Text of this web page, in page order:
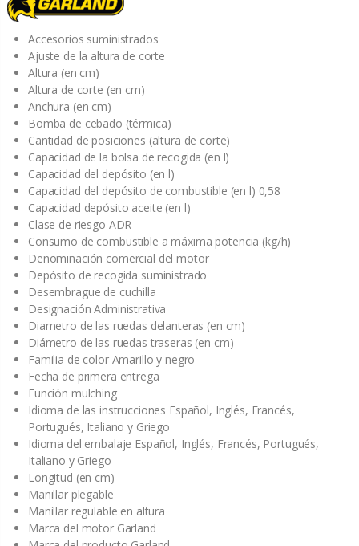
Accesorios suministrados
Ajuste de la altura de corte
Altura (en cm)
Altura de corte (en cm)
Anchura (en cm)
Bomba de cebado (térmica)
Cantidad de posiciones (altura de corte)
Capacidad de la bolsa de recogida (en l)
Capacidad del depósito (en l)
Capacidad del depósito de combustible (en l) 0,58
Capacidad depósito aceite (en l)
Clase de riesgo ADR
Consumo de combustible a máxima potencia (kg/h)
Denominación comercial del motor
Depósito de recogida suministrado
Desembrague de cuchilla
Designación Administrativa
Diametro de las ruedas delanteras (en cm)
Diámetro de las ruedas traseras (en cm)
Familia de color Amarillo y negro
Fecha de primera entrega
Función mulching
Idioma de las instrucciones Español, Inglés, Francés,
Portugués, Italiano y Griego
Idioma del embalaje Español, Inglés, Francés, Portugués,
Italiano y Griego
Longitud (en cm)
Manillar plegable
Manillar regulable en altura
Marca del motor Garland